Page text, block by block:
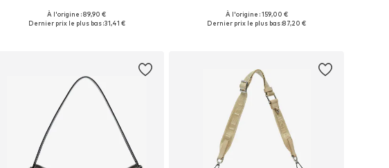
Tailles disponibles: One Size
À l'origine : 89,90 €
Dernier prix le plus bas :31,41 €
Tailles disponibles: One Size
À l'origine : 159,00 €
Dernier prix le plus bas :87,20 €